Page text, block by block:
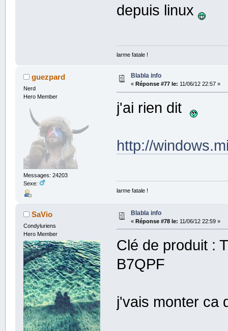
depuis linux
larme fatale !
guezpard
Nerd
Hero Member
Messages: 24203
Sexe:
Blabla info
« Réponse #77 le: 11/06/12 22:57 »
j'ai rien dit
http://
larme fatale !
SaVio
Condyluriens
Hero Member
Blabla info
« Réponse #78 le: 11/06/12 22:59 »
Clé de produit :
B7QPF
j'vais monter ca